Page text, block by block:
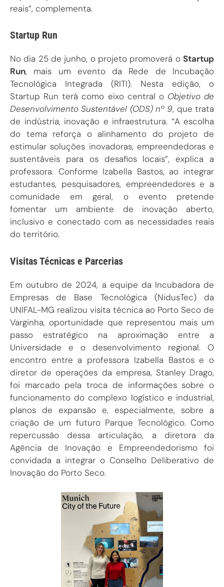
reais”, complementa.
Startup Run
No dia 25 de junho, o projeto promoverá o Startup
Run, mais um evento da Rede de Incubação
Tecnológica Integrada (RITI). Nesta edição, o
Startup Run terá como eixo central o Objetivo de
Desenvolvimento Sustentável (ODS) nº 9, que trata
de indústria, inovação e infraestrutura. “A escolha
do tema reforça o alinhamento do projeto de
estimular soluções inovadoras, empreendedoras e
sustentáveis para os desafios locais”, explica a
professora. Conforme Izabella Bastos, ao integrar
estudantes, pesquisadores, empreendedores e a
comunidade em geral, o evento pretende
fomentar um ambiente de inovação aberto,
inclusivo e conectado com as necessidades reais
do território.
Visitas Técnicas e Parcerias
Em outubro de 2024, a equipe da Incubadora de
Empresas de Base Tecnológica (NidusTec) da
UNIFAL-MG realizou visita técnica ao Porto Seco de
Varginha, oportunidade que representou mais um
passo estratégico na aproximação entre a
Universidade e o desenvolvimento regional. O
encontro entre a professora Izabella Bastos e o
diretor de operações da empresa, Stanley Drago,
foi marcado pela troca de informações sobre o
funcionamento do complexo logístico e industrial,
planos de expansão e, especialmente, sobre a
criação de um futuro Parque Tecnológico. Como
repercussão dessa articulação, a diretora da
Agência de Inovação e Empreendedorismo foi
convidada a integrar o Conselho Deliberativo de
Inovação do Porto Seco.